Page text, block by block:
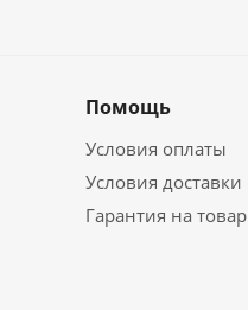
Помощь
Условия оплаты
Условия доставки
Гарантия на товар